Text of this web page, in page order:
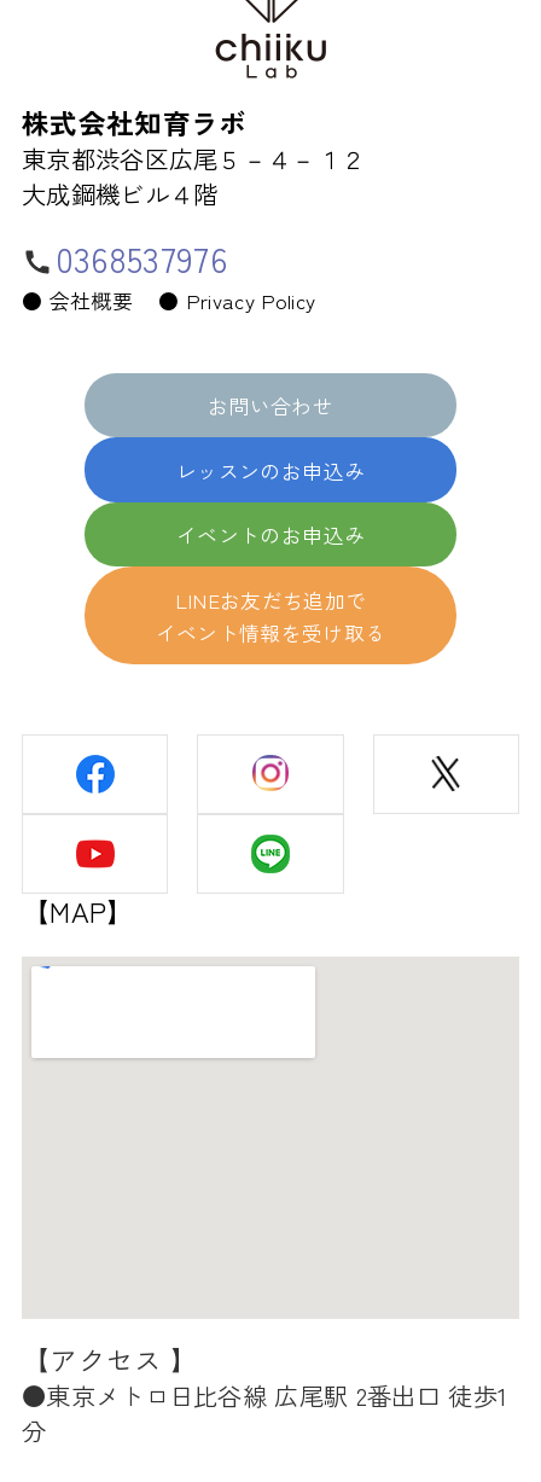
株式会社知育ラボ
東京都渋谷区広尾５－４－１２
大成鋼機ビル４階
0368537976
● 会社概要 ● Privacy Policy
お問い合わせ
レッスンのお申込み
イベントのお申込み
LINEお友だち追加で
イベント情報を受け取る
【MAP】
【アクセス 】
●東京メトロ日比谷線 広尾駅 2番出口 徒歩1
分